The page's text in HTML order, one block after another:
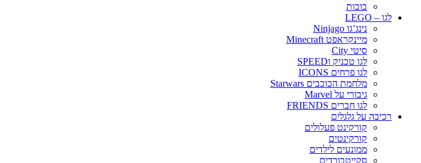
בובות
לגו – LEGO
נינג’גו Ninjago
מיינקראפט Minecraft
סיטי City
לגו טכניק וSPEED
לגו פרחים ICONS
מלחמת הכוכבים Starwars
גיבורי על Marvel
לגו חברים FRIENDS
רכיבה על גלגלים
קורקינט פעלולים
קורקינטים
ממונעים לילדים
סקייטבורדים